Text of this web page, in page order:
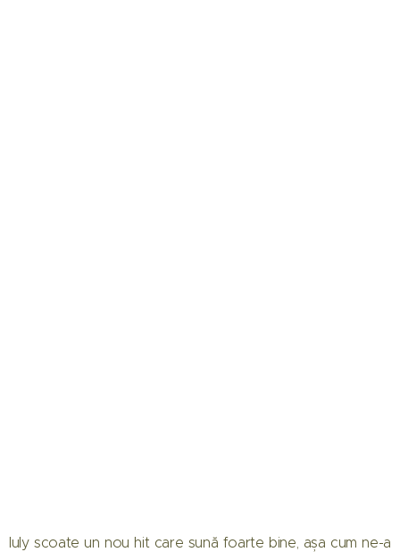
Iuly scoate un nou hit care sună foarte bine, așa cum ne-a